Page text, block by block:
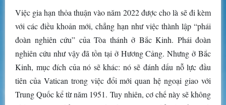
Việc gia hạn thỏa thuận vào năm 2022 được cho là sẽ đi kèm
với các điều khoản mới, chẳng hạn như việc thành lập “phái
đoàn nghiên cứu” của Tòa thánh ở Bắc Kinh. Phái đoàn
nghiên cứu như vậy đã tồn tại ở Hương Cảng. Nhưng ở Bắc
Kinh, mục đích của nó sẽ khác: nó sẽ đánh dấu nỗ lực đầu
tiên của Vatican trong việc đổi mới quan hệ ngoại giao với
Trung Quốc kể từ năm 1951. Tuy nhiên, cơ chế này sẽ không